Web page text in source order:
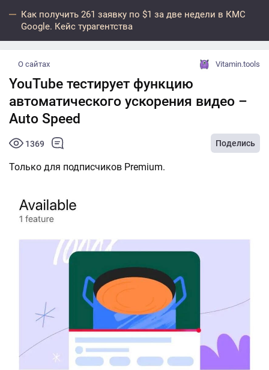
Как получить 261 заявку по $1 за две недели в КМС
Google. Кейс турагентства
О сайтах Vitamin.tools
YouTube тестирует функцию
автоматического ускорения видео –
Auto Speed
1369 Поделись
Только для подписчиков Premium.